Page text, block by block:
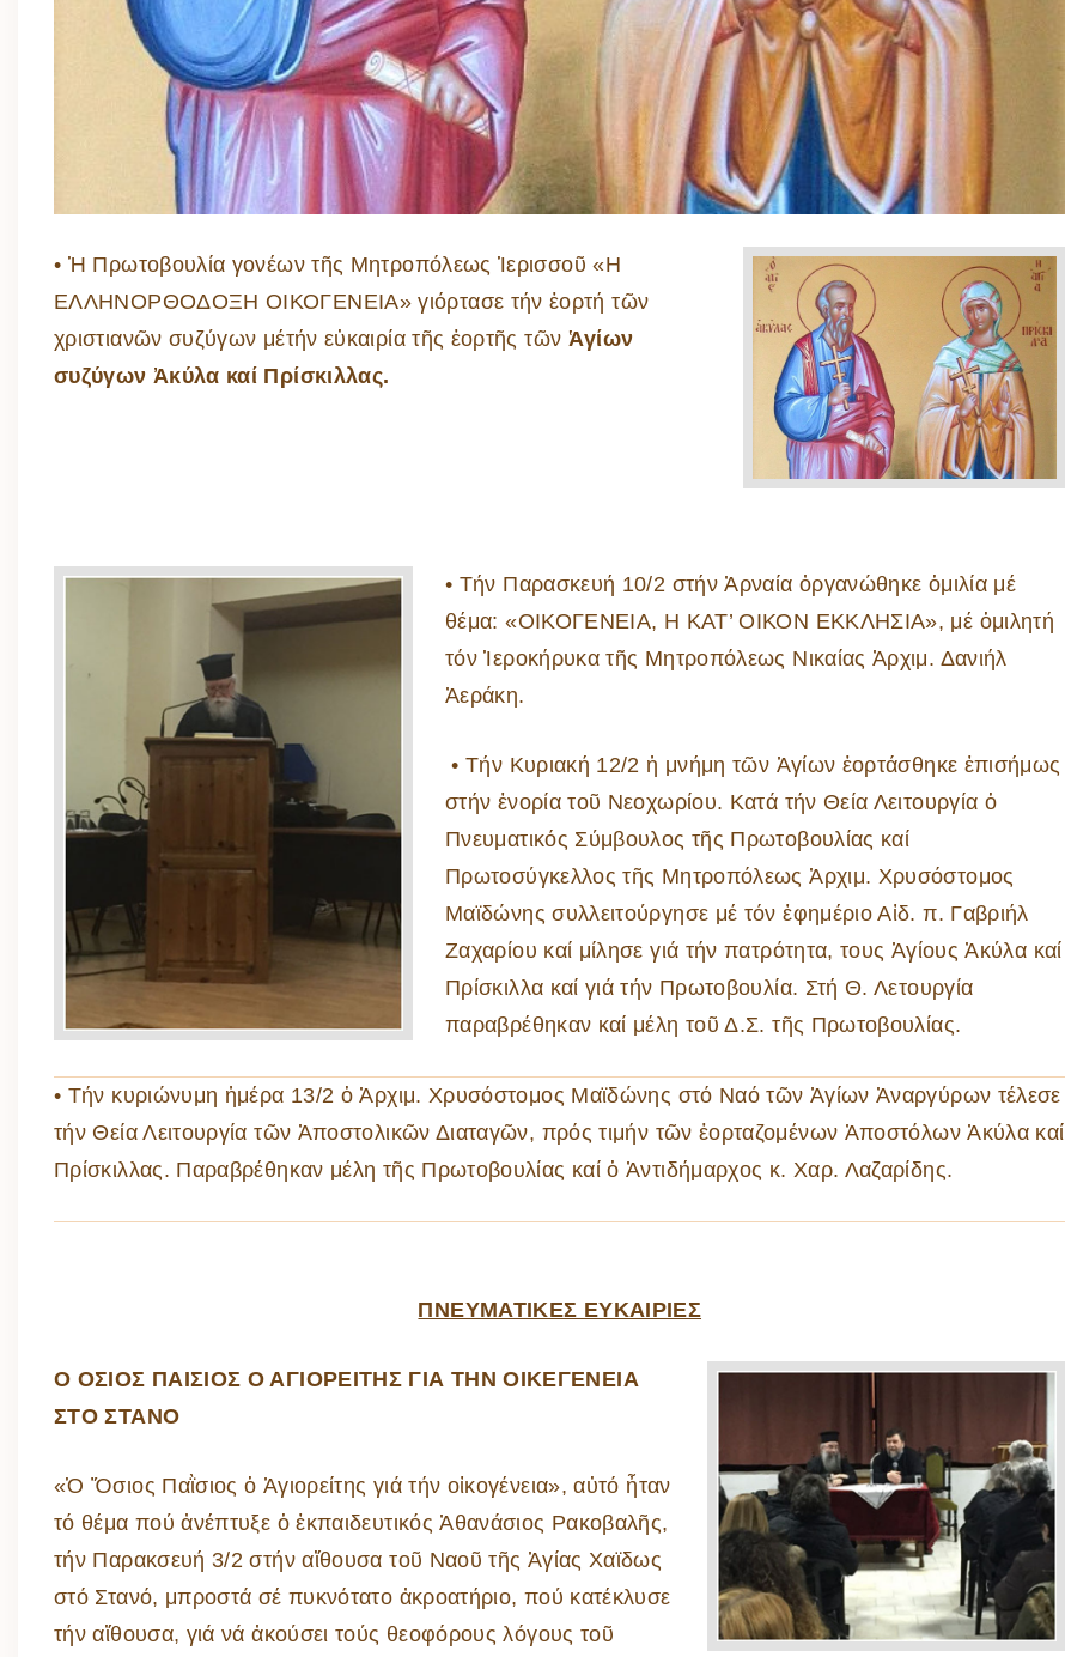
• Ἡ Πρωτοβουλία γονέων τῆς Μητροπόλεως Ἱερισσοῦ «Η
ΕΛΛΗΝΟΡΘΟΔΟΞΗ ΟΙΚΟΓΕΝΕΙΑ» γιόρτασε τήν ἑορτή τῶν
χριστιανῶν συζύγων μέτήν εὐκαιρία τῆς ἑορτῆς τῶν Ἁγίων
συζύγων Ἀκύλα καί Πρίσκιλλας.
• Τήν Παρασκευή 10/2 στήν Ἀρναία ὀργανώθηκε ὁμιλία μέ
θέμα: «ΟΙΚΟΓΕΝΕΙΑ, Η ΚΑΤ’ ΟΙΚΟΝ ΕΚΚΛΗΣΙΑ», μέ ὁμιλητή
τόν Ἱεροκήρυκα τῆς Μητροπόλεως Νικαίας Ἀρχιμ. Δανιήλ
Ἀεράκη.
• Τήν Κυριακή 12/2 ἡ μνήμη τῶν Ἁγίων ἑορτάσθηκε ἐπισήμως
στήν ἐνορία τοῦ Νεοχωρίου. Κατά τήν Θεία Λειτουργία ὁ
Πνευματικός Σύμβουλος τῆς Πρωτοβουλίας καί
Πρωτοσύγκελλος τῆς Μητροπόλεως Ἀρχιμ. Χρυσόστομος
Μαϊδώνης συλλειτούργησε μέ τόν ἐφημέριο Αἰδ. π. Γαβριήλ
Ζαχαρίου καί μίλησε γιά τήν πατρότητα, τους Ἁγίους Ἀκύλα καί
Πρίσκιλλα καί γιά τήν Πρωτοβουλία. Στή Θ. Λετουργία
παραβρέθηκαν καί μέλη τοῦ Δ.Σ. τῆς Πρωτοβουλίας.
• Τήν κυριώνυμη ἡμέρα 13/2 ὁ Ἀρχιμ. Χρυσόστομος Μαϊδώνης στό Ναό τῶν Ἁγίων Ἀναργύρων τέλεσε
τήν Θεία Λειτουργία τῶν Ἀποστολικῶν Διαταγῶν, πρός τιμήν τῶν ἑορταζομένων Ἀποστόλων Ἀκύλα καί
Πρίσκιλλας. Παραβρέθηκαν μέλη τῆς Πρωτοβουλίας καί ὁ Ἀντιδήμαρχος κ. Χαρ. Λαζαρίδης.
ΠΝΕΥΜΑΤΙΚΕΣ ΕΥΚΑΙΡΙΕΣ
Ο ΟΣΙΟΣ ΠΑΙΣΙΟΣ Ο ΑΓΙΟΡΕΙΤΗΣ ΓΙΑ ΤΗΝ ΟΙΚΕΓΕΝΕΙΑ
ΣΤΟ ΣΤΑΝΟ
«Ὁ Ὅσιος Παῒσιος ὁ Ἁγιορείτης γιά τήν οἰκογένεια», αὐτό ἦταν
τό θέμα πού ἀνέπτυξε ὁ ἐκπαιδευτικός Ἀθανάσιος Ρακοβαλῆς,
τήν Παρακσευή 3/2 στήν αἴθουσα τοῦ Ναοῦ τῆς Ἁγίας Χαϊδως
στό Στανό, μπροστά σέ πυκνότατο ἀκροατήριο, πού κατέκλυσε
τήν αἴθουσα, γιά νά ἀκούσει τούς θεοφόρους λόγους τοῦ